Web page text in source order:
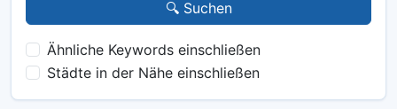
🔍 Suchen
Ähnliche Keywords einschließen
Städte in der Nähe einschließen